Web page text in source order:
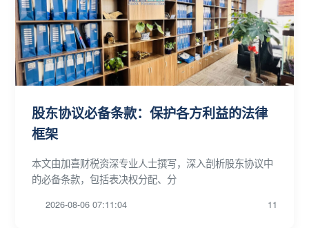
股东协议必备条款：保护各方利益的法律
框架
本文由加喜财税资深专业人士撰写，深入剖析股东协议中
的必备条款，包括表决权分配、分
2026-08-06 07:11:04 11